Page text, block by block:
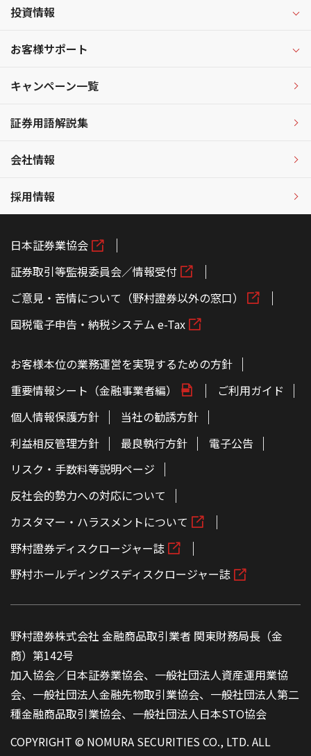
投資情報
お客様サポート
キャンペーン一覧
証券用語解説集
会社情報
採用情報
日本証券業協会
証券取引等監視委員会／情報受付
ご意見・苦情について（野村證券以外の窓口）
国税電子申告・納税システム e-Tax
お客様本位の業務運営を実現するための方針
重要情報シート（金融事業者編）
ご利用ガイド
個人情報保護方針
当社の勧誘方針
利益相反管理方針
最良執行方針
電子公告
リスク・手数料等説明ページ
反社会的勢力への対応について
カスタマー・ハラスメントについて
野村證券ディスクロージャー誌
野村ホールディングスディスクロージャー誌
野村證券株式会社 金融商品取引業者 関東財務局長（金
商）第142号
加入協会／日本証券業協会、一般社団法人資産運用業協
会、一般社団法人金融先物取引業協会、一般社団法人第二
種金融商品取引業協会、一般社団法人日本STO協会
COPYRIGHT © NOMURA SECURITIES CO., LTD. ALL